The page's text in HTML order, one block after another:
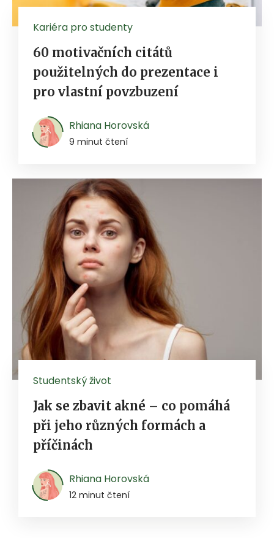
Kariéra pro studenty
60 motivačních citátů
použitelných do prezentace i
pro vlastní povzbuzení
Rhiana Horovská
9 minut čtení
Studentský život
Jak se zbavit akné – co pomáhá
při jeho různých formách a
příčinách
Rhiana Horovská
12 minut čtení